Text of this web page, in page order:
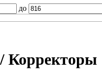
до
Корректоры